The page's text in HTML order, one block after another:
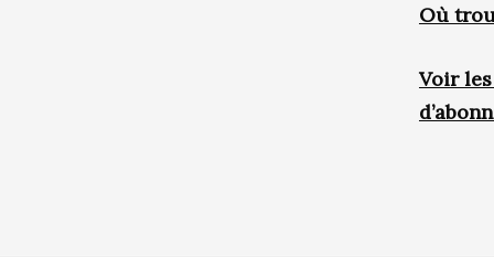
Où
Voir